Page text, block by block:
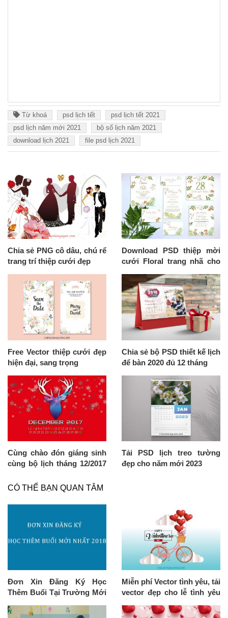
Từ khoá psd lịch tết
psd lịch tết 2021
psd lịch năm mới 2021
bộ số lịch năm 2021
download lịch 2021
file psd lịch 2021
Chia sẻ PNG cô dâu, chú rể
trang trí thiệp cưới đẹp
Download PSD thiệp mời
cưới Floral trang nhã cho
Free Vector thiệp cưới đẹp
hiện đại, sang trọng
Chia sẻ bộ PSD thiết kế lịch
để bàn 2020 đủ 12 tháng
Cùng chào đón giáng sinh
cùng bộ lịch tháng 12/2017
Tải PSD lịch treo tường
đẹp cho năm mới 2023
CÓ THỂ BẠN QUAN TÂM
Đơn Xin Đăng Ký Học
Thêm Buổi Tại Trường Mới
Miễn phí Vector tình yêu, tải
vector đẹp cho lễ tình yêu